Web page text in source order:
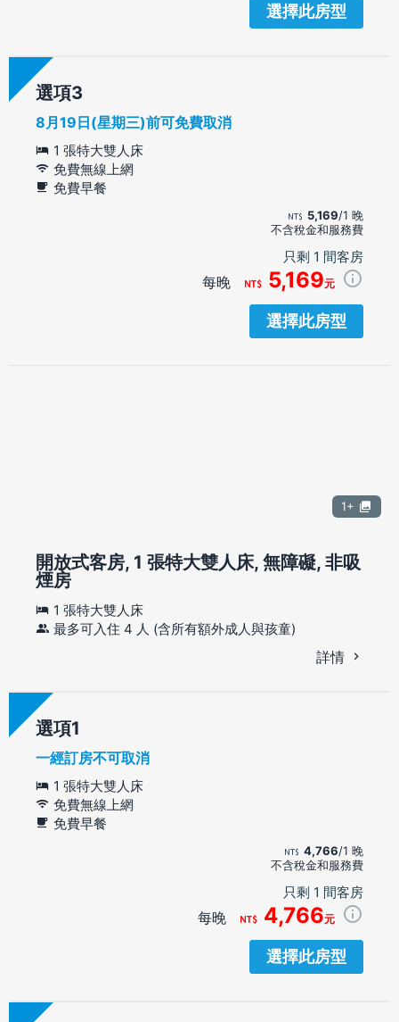
選擇此房型
選項
8月19日(星期三)前可免費取消
1 張特大雙人床
免費無線上網
免費早餐
5,169/1 晚
不含稅金和服務費
只剩 1 間客房
每晚 5,169元
選擇此房型
1+
開放式客房, 1 張特大雙人床, 無障礙, 非吸
煙房
1 張特大雙人床
最多可入住 4 人 (含所有額外成人與孩童)
詳情
選項
一經訂房不可取消
1 張特大雙人床
免費無線上網
免費早餐
4,766/1 晚
不含稅金和服務費
只剩 1 間客房
每晚 4,766元
選擇此房型